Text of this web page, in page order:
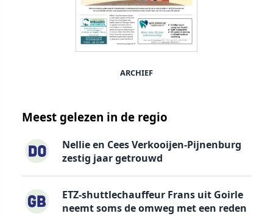
ARCHIEF
Meest gelezen in de regio
Nellie en Cees Verkooijen-Pijnenburg
zestig jaar getrouwd
ETZ-shuttlechauffeur Frans uit Goirle
neemt soms de omweg met een reden